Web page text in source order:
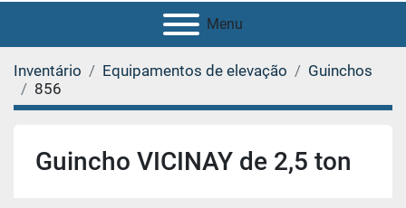
Menu
Inventário Equipamentos de elevação
Guinchos
856
Guincho VICINAY de 2,5 ton